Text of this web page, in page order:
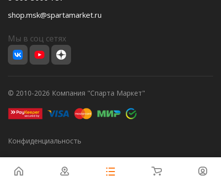
shop.msk@spartamarket.ru
Мы в соц сетях
© 2010-2026 Компания "Спарта Маркет"
Конфиденциальность